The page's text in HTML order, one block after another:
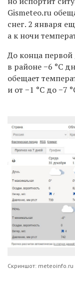
Gismeteo.ru
снег. 2 января
а к ночи
До конца
в районе −6 °С
обещает
и от −1 °С до −7
Скриншот: meteoinfo.ru